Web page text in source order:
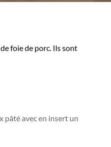
foie de porc. Ils sont
pâté avec en insert un